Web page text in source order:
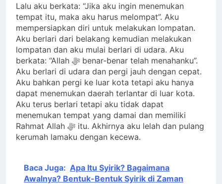
Lalu aku berkata: “Jika aku ingin menemukan
tempat itu, maka aku harus melompat”. Aku
mempersiapkan diri untuk melakukan lompatan.
Aku berlari dari belakang kemudian melakukan
lompatan dan aku mulai berlari di udara. Aku
berkata: “Allah ﷻ benar-benar telah menahanku”.
Aku berlari di udara dan pergi jauh dengan cepat.
Aku bahkan pergi ke luar kota tetapi aku hanya
dapat menemukan daerah terlantar di luar kota.
Aku terus berlari tetapi aku tidak dapat
menemukan tempat yang damai dan memiliki
Rahmat Allah ﷻ itu. Akhirnya aku lelah dan pulang
kerumah lamaku dengan kecewa.
Baca Juga: Apa Itu Syirik? Bagaimana
Awalnya? Bentuk-Bentuk Syirik di Zaman